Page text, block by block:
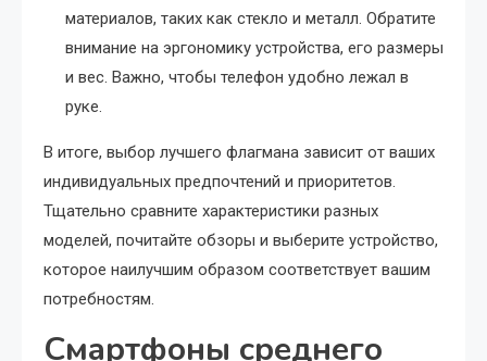
материалов, таких как стекло и металл. Обратите
внимание на эргономику устройства, его размеры
и вес. Важно, чтобы телефон удобно лежал в
руке.
В итоге, выбор лучшего флагмана зависит от ваших
индивидуальных предпочтений и приоритетов.
Тщательно сравните характеристики разных
моделей, почитайте обзоры и выберите устройство,
которое наилучшим образом соответствует вашим
потребностям.
Смартфоны среднего